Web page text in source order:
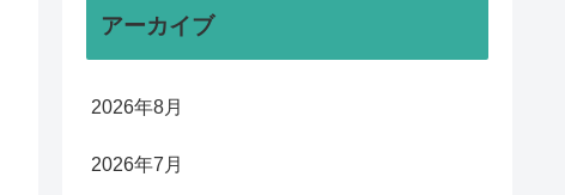
アーカイブ
2026年8月
2026年7月